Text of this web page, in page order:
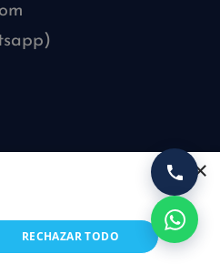
×
RECHAZAR TODO